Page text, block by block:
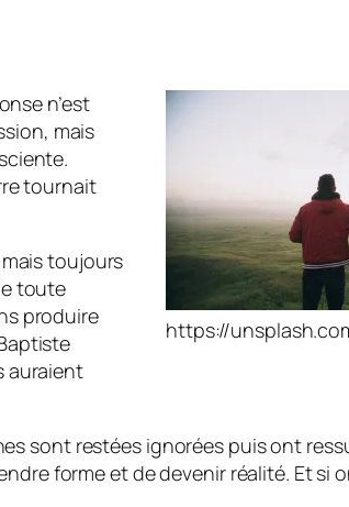
https://
n’est
mais
tournait
toujours
toute
produire
auraient
sont restées ignorées puis ont
forme et de devenir réalité. Et si